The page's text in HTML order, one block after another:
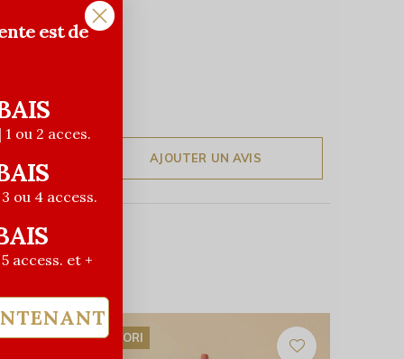
AJOUTER UN AVIS
FAVORI
est de
ou 2 acces.
ou 4 access.
access. et +